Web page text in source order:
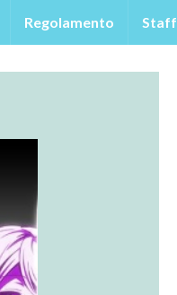
Regolamento Staff